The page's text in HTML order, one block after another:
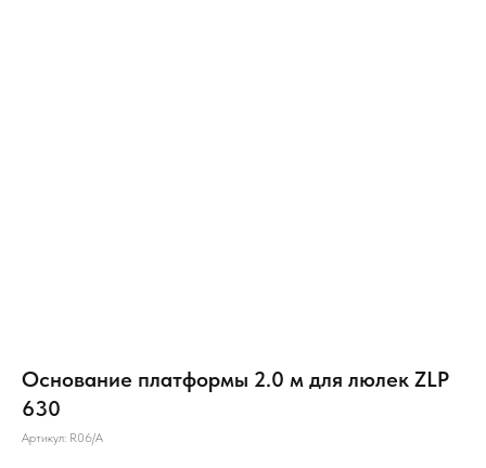
Основание платформы 2.0 м для люлек ZLP
630
Артикул: R06/A